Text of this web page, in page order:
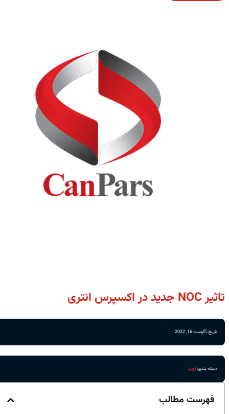
تاثیر NOC جدید در اکسپرس انتری
تاریخ: آگوست 16, 2022
دسته بندی:اخبار
فهرست مطالب